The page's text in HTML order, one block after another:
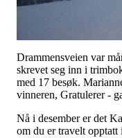
Drammensveien var
skrevet seg inn i
med 17 besøk.
vinneren, Gratulerer -
Nå i desember er det
om du er travelt